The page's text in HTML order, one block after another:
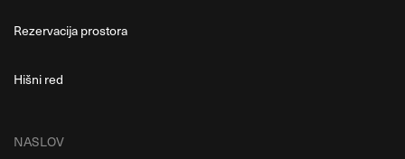
Rezervacija prostora
Hišni red
NASLOV